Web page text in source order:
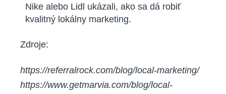
Nike alebo Lidl ukázali, ako sa dá robiť
kvalitný lokálny marketing.
Zdroje:
https://referralrock.com/blog/local-marketing/
https://www.getmarvia.com/blog/local-